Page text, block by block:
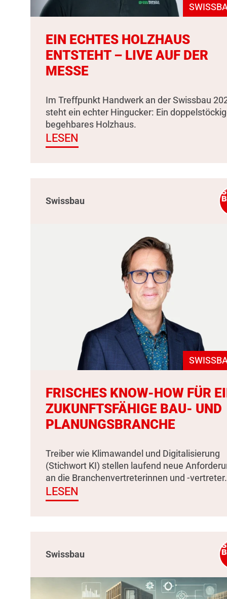
EIN ECHTES HOLZHAUS
ENTSTEHT – LIVE AUF DER
MESSE
Im Treffpunkt Handwerk an der Swissbau
steht ein echter Hingucker: Ein
begehbares Holzhaus.
LESEN
Swissbau
FRISCHES KNOW-HOW FÜR
ZUKUNFTSFÄHIGE BAU- UND
PLANUNGSBRANCHE
Treiber wie Klimawandel und Digitalisierung
(Stichwort KI) stellen laufend neue
an die Branchenvertreterinnen und -vertreter.
LESEN
Swissbau